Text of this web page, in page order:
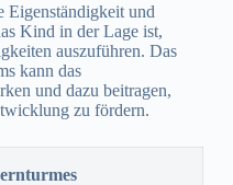
Eigenständigkeit und
Kind in der Lage ist,
auszuführen. Das
kann das
und dazu beitragen,
zu fördern.